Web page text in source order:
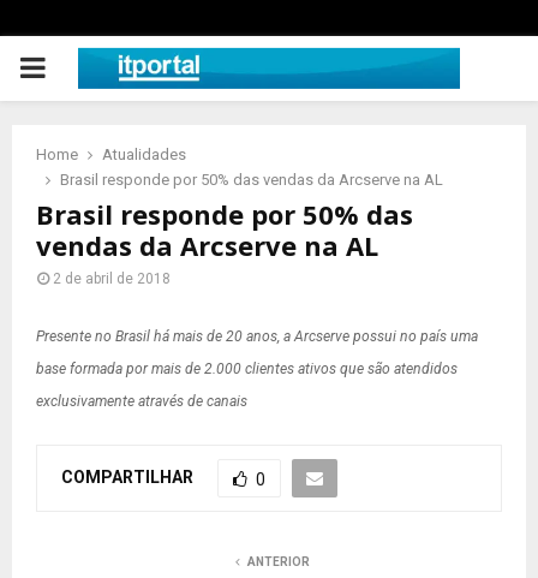
PRIMARY
Home
Atualidades
Brasil responde por 50% das vendas da Arcserve na AL
Brasil responde por 50% das
vendas da Arcserve na AL
2 de abril de 2018
Presente no Brasil há mais de 20 anos, a Arcserve possui no país uma
base formada por mais de 2.000 clientes ativos que são atendidos
exclusivamente através de canais
COMPARTILHAR 0
ANTERIOR